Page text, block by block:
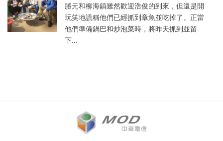
勝元和柳海鎮雖然歡迎浩俊的到來，但還是開
玩笑地謊稱他們已經抓到章魚並吃掉了。正當
他們準備鍋巴和炒泡菜時，將昨天抓到並留
下...